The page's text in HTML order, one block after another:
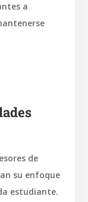
a
de
su enfoque
estudiante.